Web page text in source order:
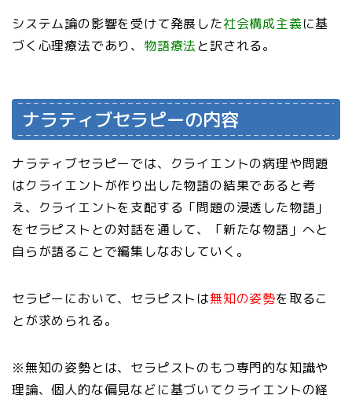
システム論の影響を受けて発展した社会構成主義に基
づく心理療法であり、 物語療法と訳される。
ナラティブセラピーの内容
ナラティブセラピーでは、クライエントの病理や問題
はクライエントが作り出した物語の結果であると考
え、クライエントを支配する「問題の浸透した物語」
をセラピストとの対話を通して、「新たな物語」へと
自らが語ることで編集しなおしていく。
セラピーにおいて、セラピストは無知の姿勢を取るこ
とが求められる。
※無知の姿勢とは、セラピストのもつ専門的な知識や
理論、個人的な偏見などに基づいてクライエントの経